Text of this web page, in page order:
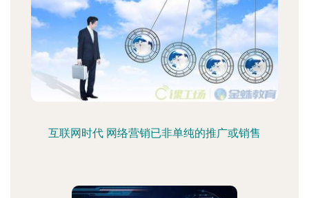
互联网时代 网络营销已非单纯的推广或销售